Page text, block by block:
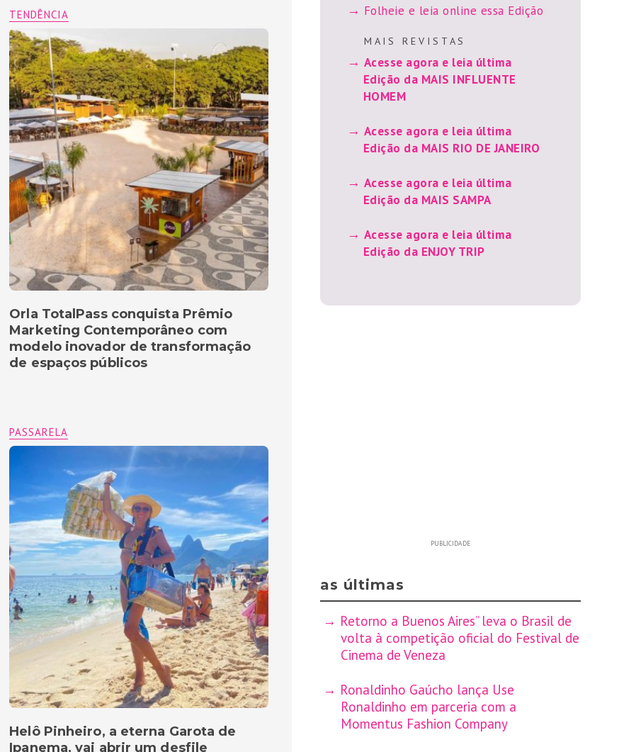
TENDÊNCIA
Orla TotalPass conquista Prêmio
Marketing Contemporâneo com
modelo inovador de transformação
de espaços públicos
PASSARELA
Helô Pinheiro, a eterna Garota de
Ipanema, vai abrir um desfile
Folheie e leia online essa Edição
M A I S R E V I S T A S
Acesse agora e leia última
Edição da MAIS INFLUENTE
HOMEM
Acesse agora e leia última
Edição da MAIS RIO DE JANEIRO
Acesse agora e leia última
Edição da MAIS SAMPA
Acesse agora e leia última
Edição da ENJOY TRIP
PUBLICIDADE
as últimas
Retorno a Buenos Aires” leva o Brasil de
volta à competição oficial do Festival de
Cinema de Veneza
Ronaldinho Gaúcho lança Use
Ronaldinho em parceria com a
Momentus Fashion Company